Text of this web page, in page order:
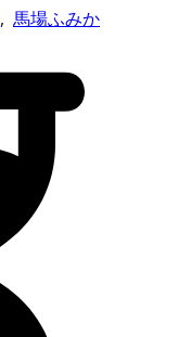
, 馬場ふみか